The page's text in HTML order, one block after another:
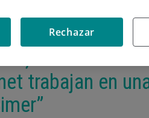
Gurutz
trabajan en
Rechazar